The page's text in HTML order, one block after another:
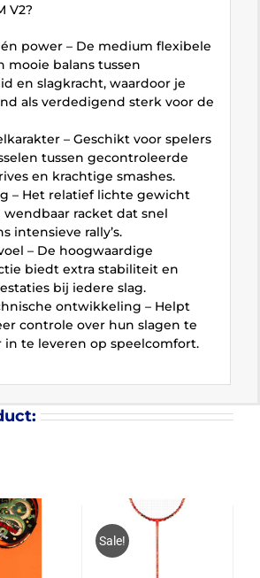
V2?
power – De medium flexibele
mooie balans tussen
en slagkracht, waardoor je
als verdedigend sterk voor de
– Geschikt voor spelers
tussen gecontroleerde
en krachtige smashes.
– Het relatief lichte gewicht
racket dat snel
intensieve rally’s.
– De hoogwaardige
biedt extra stabiliteit en
bij iedere slag.
ontwikkeling – Helpt
controle over hun slagen te
in te leveren op speelcomfort.
Sale!